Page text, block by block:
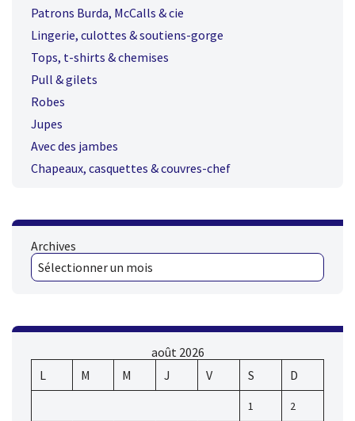
Patrons Burda, McCalls & cie
Lingerie, culottes & soutiens-gorge
Tops, t-shirts & chemises
Pull & gilets
Robes
Jupes
Avec des jambes
Chapeaux, casquettes & couvres-chef
Archives
août 2026
L
M M J V S D
1 2